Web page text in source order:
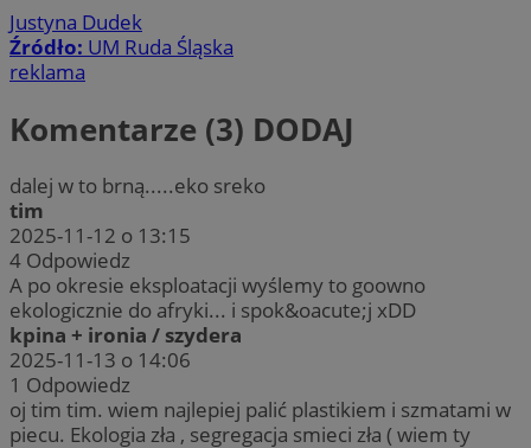
Justyna Dudek
Źródło: UM Ruda Śląska
reklama
Komentarze (3) DODAJ
dalej w to brną.....eko sreko
tim
2025-11-12 o 13:15
4 Odpowiedz
A po okresie eksploatacji wyślemy to goowno
ekologicznie do afryki... i spok&oacute;j xDD
kpina + ironia / szydera
2025-11-13 o 14:06
1 Odpowiedz
oj tim tim. wiem najlepiej palić plastikiem i szmatami w
piecu. Ekologia zła , segregacja smieci zła ( wiem ty